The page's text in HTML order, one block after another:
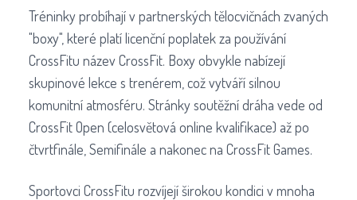
Tréninky probíhají v partnerských tělocvičnách zvaných
"boxy", které platí licenční poplatek za používání
CrossFitu název CrossFit. Boxy obvykle nabízejí
skupinové lekce s trenérem, což vytváří silnou
komunitní atmosféru. Stránky soutěžní dráha vede od
CrossFit Open (celosvětová online kvalifikace) až po
čtvrtfinále, Semifinále a nakonec na CrossFit Games.
Sportovci CrossFitu rozvíjejí širokou kondici v mnoha